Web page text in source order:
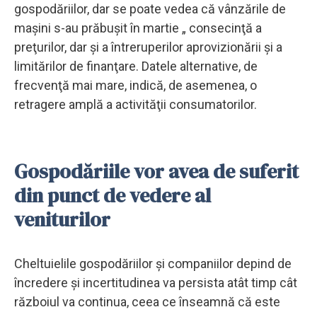
gospodăriilor, dar se poate vedea că vânzările de
maşini s-au prăbuşit în martie „ consecinţă a
preţurilor, dar şi a întreruperilor aprovizionării şi a
limitărilor de finanţare. Datele alternative, de
frecvenţă mai mare, indică, de asemenea, o
retragere amplă a activităţii consumatorilor.
Gospodăriile vor avea de suferit
din punct de vedere al
veniturilor
Cheltuielile gospodăriilor şi companiilor depind de
încredere şi incertitudinea va persista atât timp cât
războiul va continua, ceea ce înseamnă că este